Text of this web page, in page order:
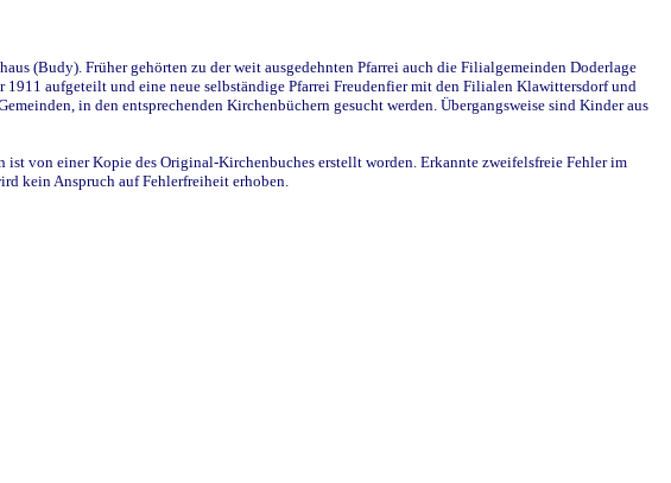
(Budy). Früher gehörten zu der weit ausgedehnten Pfarrei auch die Filialgemeinden Doderlage
aufgeteilt und eine neue selbständige Pfarrei Freudenfier mit den Filialen Klawittersdorf und
in den entsprechenden Kirchenbüchern gesucht werden. Übergangsweise sind Kinder aus
von einer Kopie des Original-Kirchenbuches erstellt worden. Erkannte zweifelsfreie Fehler im
kein Anspruch auf Fehlerfreiheit erhoben.